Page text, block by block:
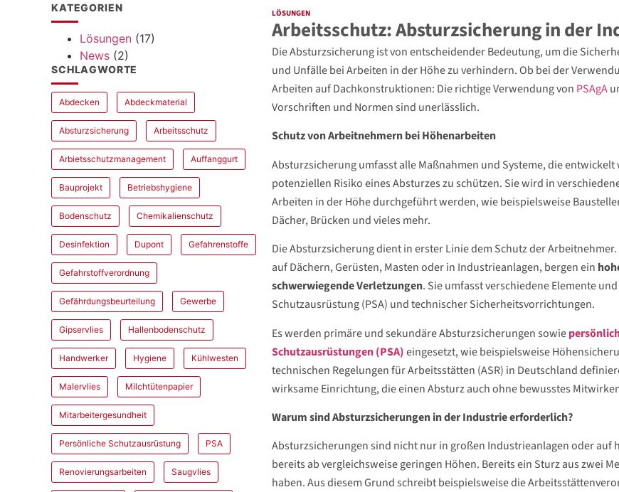
KATEGORIEN
Lösungen (17)
News (2)
SCHLAGWORTE
Abdecken Abdeckmaterial
Absturzsicherung Arbeitsschutz
Arbietsschutzmanagement Auffanggurt
Bauprojekt Betriebshygiene
Bodenschutz Chemikalienschutz
Desinfektion Dupont Gefahrenstoffe
Gefahrstoffverordnung
Gefährdungsbeurteilung Gewerbe
Gipservlies Hallenbodenschutz
Handwerker Hygiene Kühlwesten
Malervlies Milchtütenpapier
Mitarbeitergesundheit
Persönliche Schutzausrüstung PSA
Renovierungsarbeiten Saugvlies
LÖSUNGEN
Arbeitsschutz: Absturzsicherung in der
Die Absturzsicherung ist von entscheidender Bedeutung, um die
und Unfälle bei Arbeiten in der Höhe zu verhindern. Ob bei der
Arbeiten auf Dachkonstruktionen: Die richtige Verwendung von PSAgA
Vorschriften und Normen sind unerlässlich.
Schutz von Arbeitnehmern bei Höhenarbeiten
Absturzsicherung umfasst alle Maßnahmen und Systeme, die
potenziellen Risiko eines Absturzes zu schützen. Sie wird in
Arbeiten in der Höhe durchgeführt werden, wie beispielsweise
Dächer, Brücken und vieles mehr.
Die Absturzsicherung dient in erster Linie dem Schutz der
auf Dächern, Gerüsten, Masten oder in Industrieanlagen, bergen ein
schwerwiegende Verletzungen. Sie umfasst verschiedene Elemente
Schutzausrüstung (PSA) und technischer Sicherheitsvorrichtungen.
Es werden primäre und sekundäre Absturzsicherungen sowie
Schutzausrüstungen(PSA)eingesetzt, wie beispielsweise
technischen Regelungen für Arbeitsstätten (ASR) in Deutschland
wirksame Einrichtung, die einen Absturz auch ohne bewusstes
Warum sind Absturzsicherungen in der Industrie erforderlich?
Absturzsicherungen sind nicht nur in großen Industrieanlagen oder auf
bereits ab vergleichsweise geringen Höhen. Bereits ein Sturz aus zwei
haben. Aus diesem Grund schreibt beispielsweise die